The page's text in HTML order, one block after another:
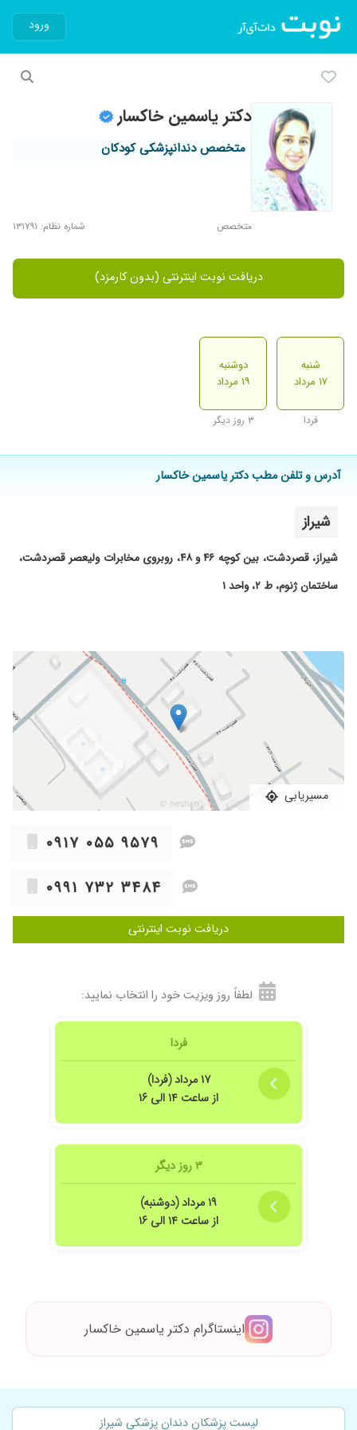
ورود
دکتر یاسمین خاکسار
متخصص دندانپزشکی کودکان
متخصص شماره نظام: ۱۳۱۷۹۱
دریافت نوبت اینترنتی (بدون کارمزد)
شنبه
۱۷ مرداد
فردا
دوشنبه
۱۹ مرداد
۳ روز دیگر
آدرس و تلفن مطب دکتر یاسمین خاکسار
شیراز
شیراز، قصردشت، بین کوچه ۴۶ و ۴۸، روبروی مخابرات ولیعصر قصردشت،
ساختمان ژنوم، ط ۲، واحد ۱
مسیریابی
۰۹۱۷ ۰۵۵ ۹۵۷۹
۰۹۹۱ ۷۳۲ ۳۴۸۴
دریافت نوبت اینترنتی
لطفاً روز ویزیت خود را انتخاب نمایید:
فردا
۱۷ مرداد (فردا)
از ساعت ۱۴ الی ۱۶
۳ روز دیگر
۱۹ مرداد (دوشنبه)
از ساعت ۱۴ الی ۱۶
اینستاگرام دکتر یاسمین خاکسار
لیست پزشکان دندان پزشکی شیراز